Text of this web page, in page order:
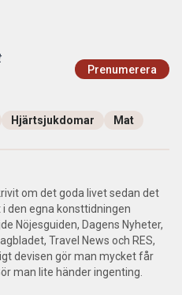
Prenumerera
Hjärtsjukdomar Mat
om det goda livet sedan det
den egna konsttidningen
Nöjesguiden, Dagens Nyheter,
Travel News och RES,
devisen gör man mycket får
man lite händer ingenting.